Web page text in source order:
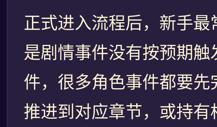
正式进入流程后，新手
是剧情事件没有按预期
件，很多角色事件都要
推进到对应章节，或持